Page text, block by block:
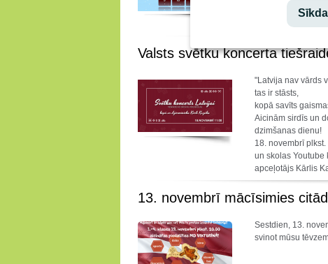
Valsts svētku koncerta
"Latvija nav vārds
tas ir stāsts,
kopā savīts
Aicinām sirdīs un
dzimšanas dienu!
18. novembrī
un skolas Youtube
apceļotājs Kārlis
13. novembrī mācīsimies
Sestdien, 13.
svinot mūsu